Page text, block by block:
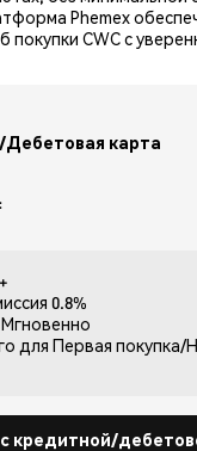
Phemex
покупки CWC с
карта
0.8%
Мгновенно
для Первая покупка/
кредитной/